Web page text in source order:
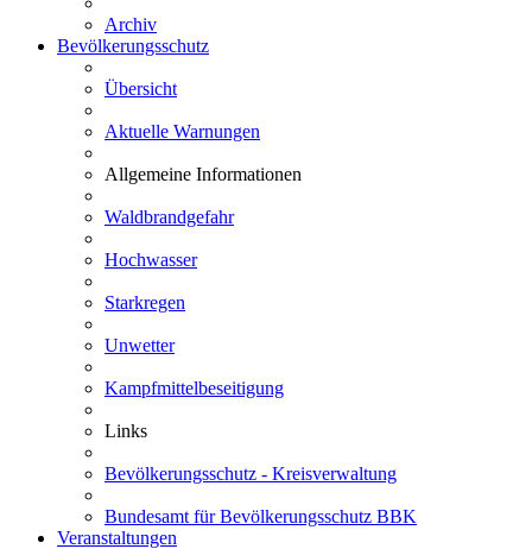
Archiv
Bevölkerungsschutz
Übersicht
Aktuelle Warnungen
Allgemeine Informationen
Waldbrandgefahr
Hochwasser
Starkregen
Unwetter
Kampfmittelbeseitigung
Links
Bevölkerungsschutz - Kreisverwaltung
Bundesamt für Bevölkerungsschutz BBK
Veranstaltungen